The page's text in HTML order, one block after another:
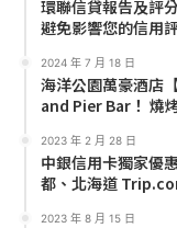
環聯信貸報告及評
避免影響您的信用
2024 年 7 月 18 日
海洋公園萬豪酒店
and Pier Bar！ 燒
2023 年 2 月 28 日
中銀信用卡獨家優
都、北海道
2023 年 8 月 15 日